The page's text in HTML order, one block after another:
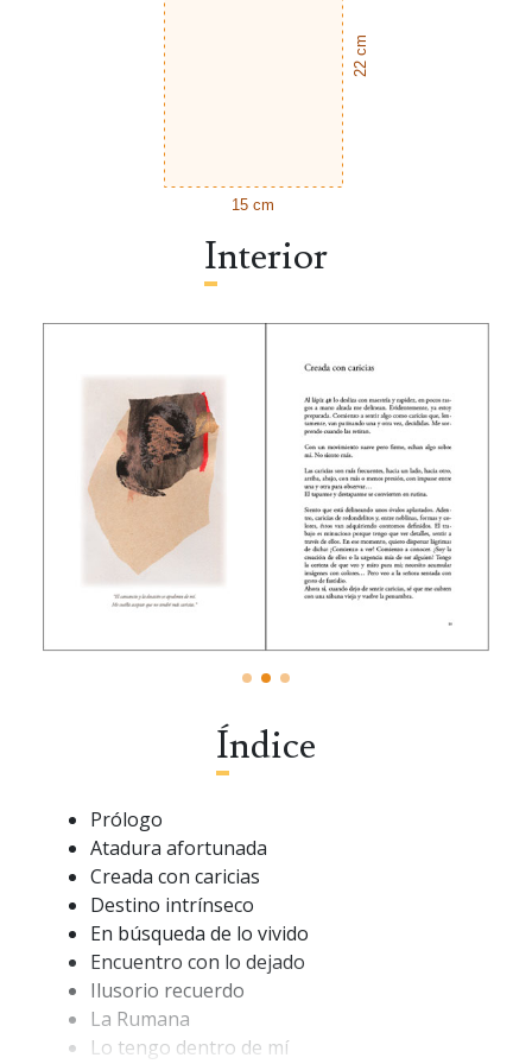
22 cm
15 cm
Interior
Índice
Prólogo
Atadura afortunada
Creada con caricias
Destino intrínseco
En búsqueda de lo vivido
Encuentro con lo dejado
Ilusorio recuerdo
La Rumana
Lo tengo dentro de mí